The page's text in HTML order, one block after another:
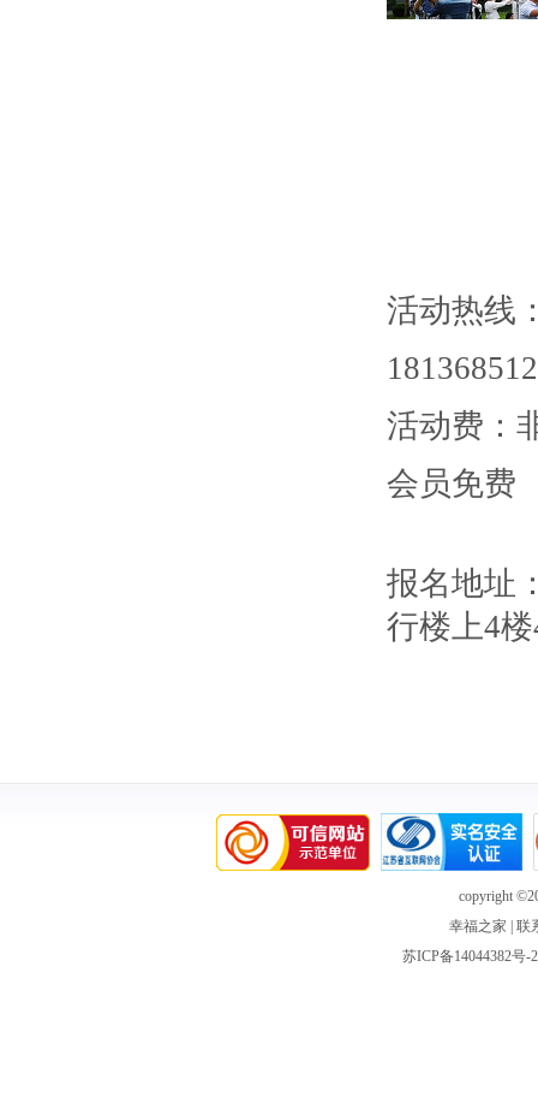
活动热线
活动费：
会员免费
报名地址
行楼上4
copyright
幸福之家
联
苏ICP备14044382号-2